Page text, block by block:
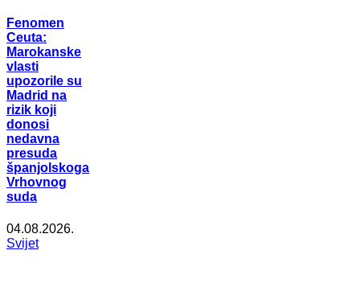
Fenomen
Ceuta:
Marokanske
vlasti
upozorile su
Madrid na
rizik koji
donosi
nedavna
presuda
španjolskoga
Vrhovnog
suda
04.08.2026.
Svijet